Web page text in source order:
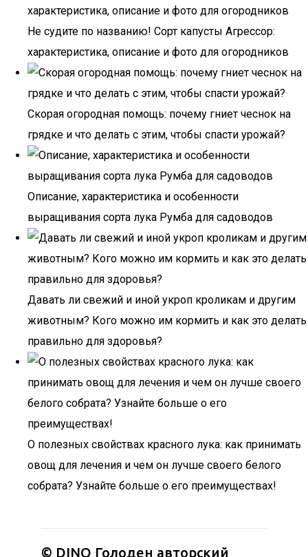
Не судите по названию! Сорт капусты Агрессор:
характеристика, описание и фото для огородников
Скорая огородная помощь: почему гниет чеснок на
грядке и что делать с этим, чтобы спасти урожай?
Описание, характеристика и особенности
выращивания сорта лука Румба для садоводов
Давать ли свежий и иной укроп кроликам и другим
животным? Кого можно им кормить и как это делать
правильно для здоровья?
О полезных свойствах красного лука: как принимать
овощ для лечения и чем он лучше своего белого
собрата? Узнайте больше о его преимуществах!
© DINO Голоден авторский